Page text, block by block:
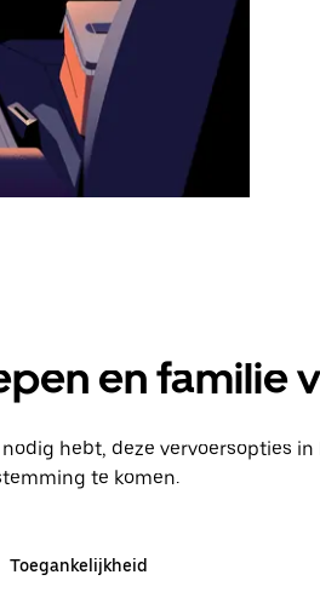
en familie
hebt, deze vervoersopties in
te komen.
Toegankelijkheid